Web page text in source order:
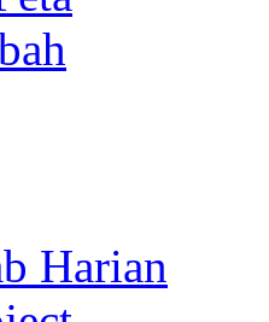
Harian